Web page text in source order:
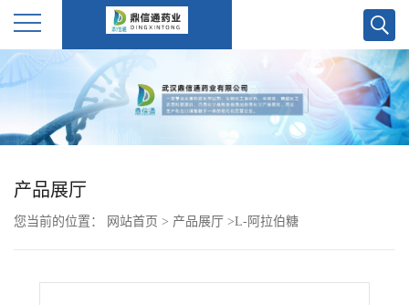
公
产品展厅
您当前的位置： 网站首页 > 产品展厅 >L-阿拉伯糖